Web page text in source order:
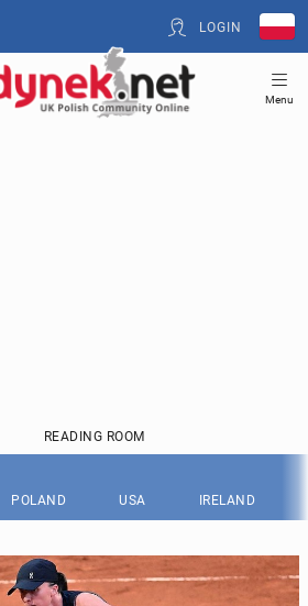
LOGIN
Menu
READING ROOM
POLAND USA IRELAND